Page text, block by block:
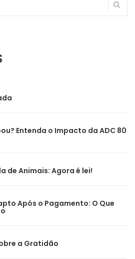
Entenda o Impacto da ADC 80
de Animais: Agora é lei!
Após o Pagamento: O Que
a Gratidão